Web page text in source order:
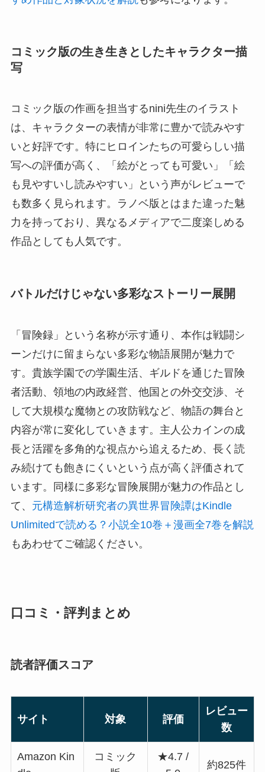
コミック版の生き生きとしたキャラクター描
写
コミック版の作画を担当するnini先生のイラスト
は、キャラクターの表情が非常に豊かで読みやす
いと好評です。特にヒロインたちの可愛らしい描
写への評価が高く、「絵がとっても可愛い」「絵
も見やすいし読みやすい」という声がレビューで
も数多く見られます。ラノベ版とはまた違った魅
力を持っており、異なるメディアで二度楽しめる
作品としても人気です。
バトルだけじゃない多彩なストーリー展開
「冒険録」という名称が示す通り、本作は戦闘シ
ーンだけに留まらない多彩な物語展開が魅力で
す。貴族学園での学園生活、ギルドを通じた冒険
者活動、領地の内政経営、他国との外交交渉、そ
して大規模な魔物との攻防戦など、物語の舞台と
内容が常に変化していきます。主人公カインの成
長と活躍を多角的な視点から追えるため、長く読
み続けても飽きにくいという点が高く評価されて
います。同様に多彩な冒険展開が魅力の作品とし
て、 元構造解析研究者の異世界冒険譚はKindle
Unlimitedで読める？小説全10巻＋漫画全7巻を解説
もあわせてご確認ください。
口コミ・評判まとめ
読者評価スコア
サイト 対象 評価
レビュー
数
Amazon Kin
コミック
★4.7 /
約825件